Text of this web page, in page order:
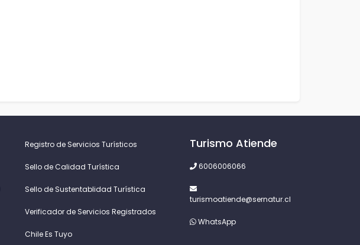
Registro de Servicios Turísticos
Sello de Calidad Turística
Sello de Sustentablidad Turística
Verificador de Servicios Registrados
Chile Es Tuyo
Turismo Atiende
6006006066
turismoatiende@sernatur.cl
WhatsApp